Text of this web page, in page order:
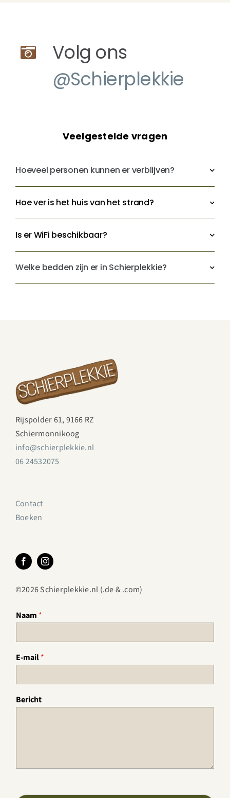
Volg ons
@Schierplekkie
Veelgestelde vragen
Hoeveel personen kunnen er verblijven?
Hoe ver is het huis van het strand?
Is er WiFi beschikbaar?
Welke bedden zijn er in Schierplekkie?
Rijspolder 61, 9166 RZ
Schiermonnikoog
info@schierplekkie.nl
06 24532075
Contact
Boeken
©2026 Schierplekkie.nl (.de & .com)
E
-
a
l
N
a
Naam *
E-mail*
Bericht